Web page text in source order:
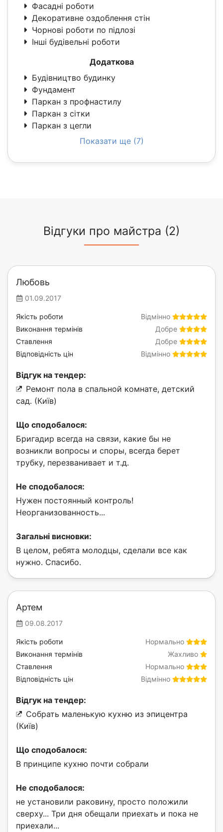
Фасадні роботи
Декоративне оздоблення стін
Чорнові роботи по підлозі
Інші будівельні роботи
Додаткова
Будівництво будинку
Фундамент
Паркан з профнастилу
Паркан з сітки
Паркан з цегли
Показати ще (7)
Відгуки про майстра (2)
Любовь
01.09.2017
Відмінно
Якість роботи
Добре
Виконання термінів
Добре
Ставлення
Відмінно
Відповідність цін
Відгук на тендер:
Ремонт пола в спальной комнате, детский
сад. (Київ)
Що сподобалося:
Бригадир всегда на связи, какие бы не
возникли вопросы и споры, всегда берет
трубку, перезванивает и т.д.
Не сподобалося:
Нужен постоянный контроль!
Неорганизованность...
Загальні висновки:
В целом, ребята молодцы, сделали все как
нужно. Спасибо.
Артем
09.08.2017
Нормально
Якість роботи
Жахливо
Виконання термінів
Нормально
Ставлення
Відмінно
Відповідність цін
Відгук на тендер:
Собрать маленькую кухню из эпицентра
(Київ)
Що сподобалося:
В принципе кухню почти собрали
Не сподобалося:
не установили раковину, просто положили
сверху... Три дня обещали приехать и пока не
приехали...